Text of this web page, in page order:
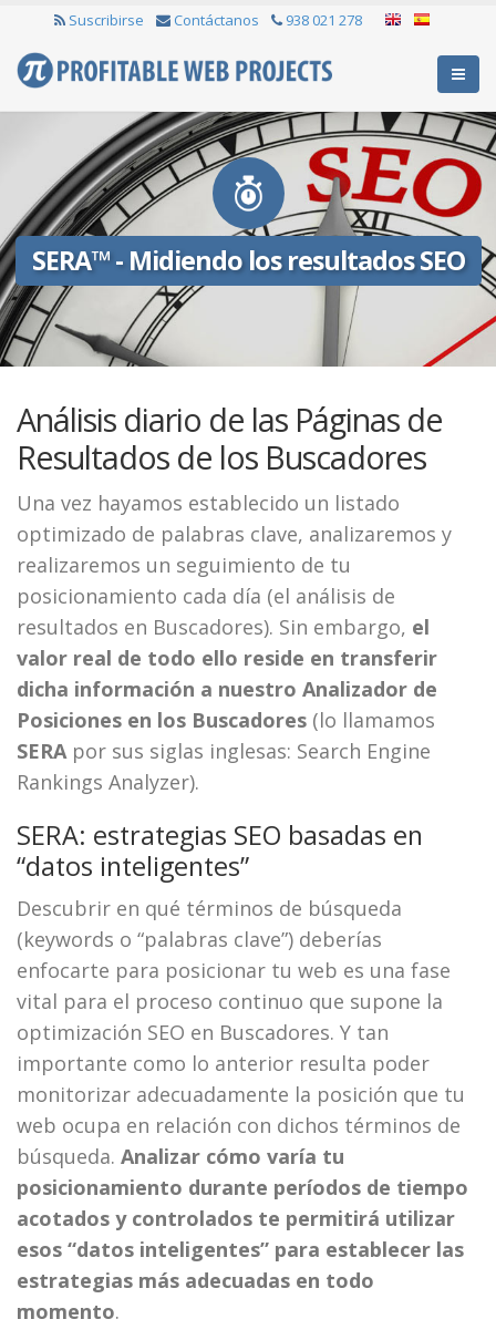
Suscribirse Contáctanos 938 021 278
SERA™ - Midiendo los resultados SEO
Análisis diario de las Páginas de
Resultados de los Buscadores
Una vez hayamos establecido un listado
optimizado de palabras clave, analizaremos y
realizaremos un seguimiento de tu
posicionamiento cada día (el análisis de
resultados en Buscadores). Sin embargo, el
valor real de todo ello reside en transferir
dicha información a nuestro Analizador de
Posiciones en los Buscadores (lo llamamos
SERApor sus siglas inglesas: Search Engine
Rankings Analyzer).
SERA: estrategias SEO basadas en
“datos inteligentes”
Descubrir en qué términos de búsqueda
(keywords o “palabras clave”) deberías
enfocarte para posicionar tu web es una fase
vital para el proceso continuo que supone la
optimización SEO en Buscadores. Y tan
importante como lo anterior resulta poder
monitorizar adecuadamente la posición que tu
web ocupa en relación con dichos términos de
búsqueda. Analizar cómo varía tu
posicionamiento durante períodos de tiempo
acotados y controlados te permitirá utilizar
esos “datos inteligentes” para establecer las
estrategias más adecuadas en todo
momento.